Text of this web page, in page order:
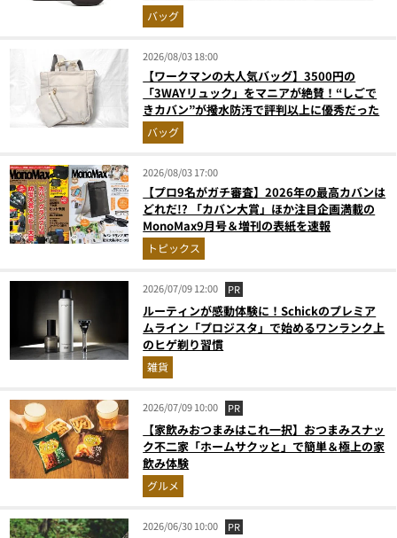
ンが傑作
バッグ
2026/08/03 18:00
【ワークマンの大人気バッグ】3500円の
「3WAYリュック」をマニアが絶賛！“しごで
きカバン”が撥水防汚で評判以上に優秀だった
バッグ
2026/08/03 17:00
【プロ9名がガチ審査】2026年の最高カバンは
どれだ!? 「カバン大賞」ほか注目企画満載の
MonoMax9月号＆増刊の表紙を速報
トピックス
2026/07/09 12:00 PR
ルーティンが感動体験に！Schickのプレミア
ムライン「プロジスタ」で始めるワンランク上
のヒゲ剃り習慣
雑貨
2026/07/09 10:00 PR
【家飲みおつまみはこれ一択】おつまみスナッ
ク不二家「ホームサクッと」で簡単＆極上の家
飲み体験
グルメ
2026/06/30 10:00 PR